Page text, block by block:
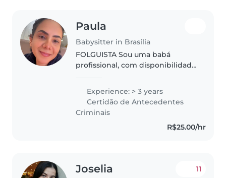
Paula
Babysitter in Brasília
FOLGUISTA Sou uma babá
profissional, com disponibilidade
feriados, com mais 4 anos de
experiência em cuidar de
crianças de diferentes faixas
etárias, desde..
Experience: > 3 years
Certidão de Antecedentes
Criminais
R$25.00/hr
Joselia
11